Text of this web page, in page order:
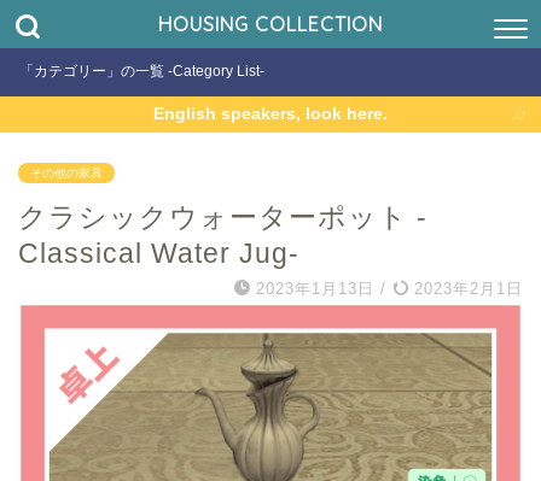
HOUSING COLLECTION
「カテゴリー」の一覧 -Category List-
English speakers, look here.
その他の家具
クラシックウォーターポット -
Classical Water Jug-
2023年1月13日 / 2023年2月1日